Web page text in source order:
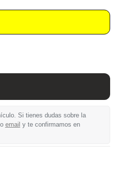
Si tienes dudas sobre la
email y te confirmamos en